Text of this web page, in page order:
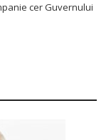
cer Guvernului